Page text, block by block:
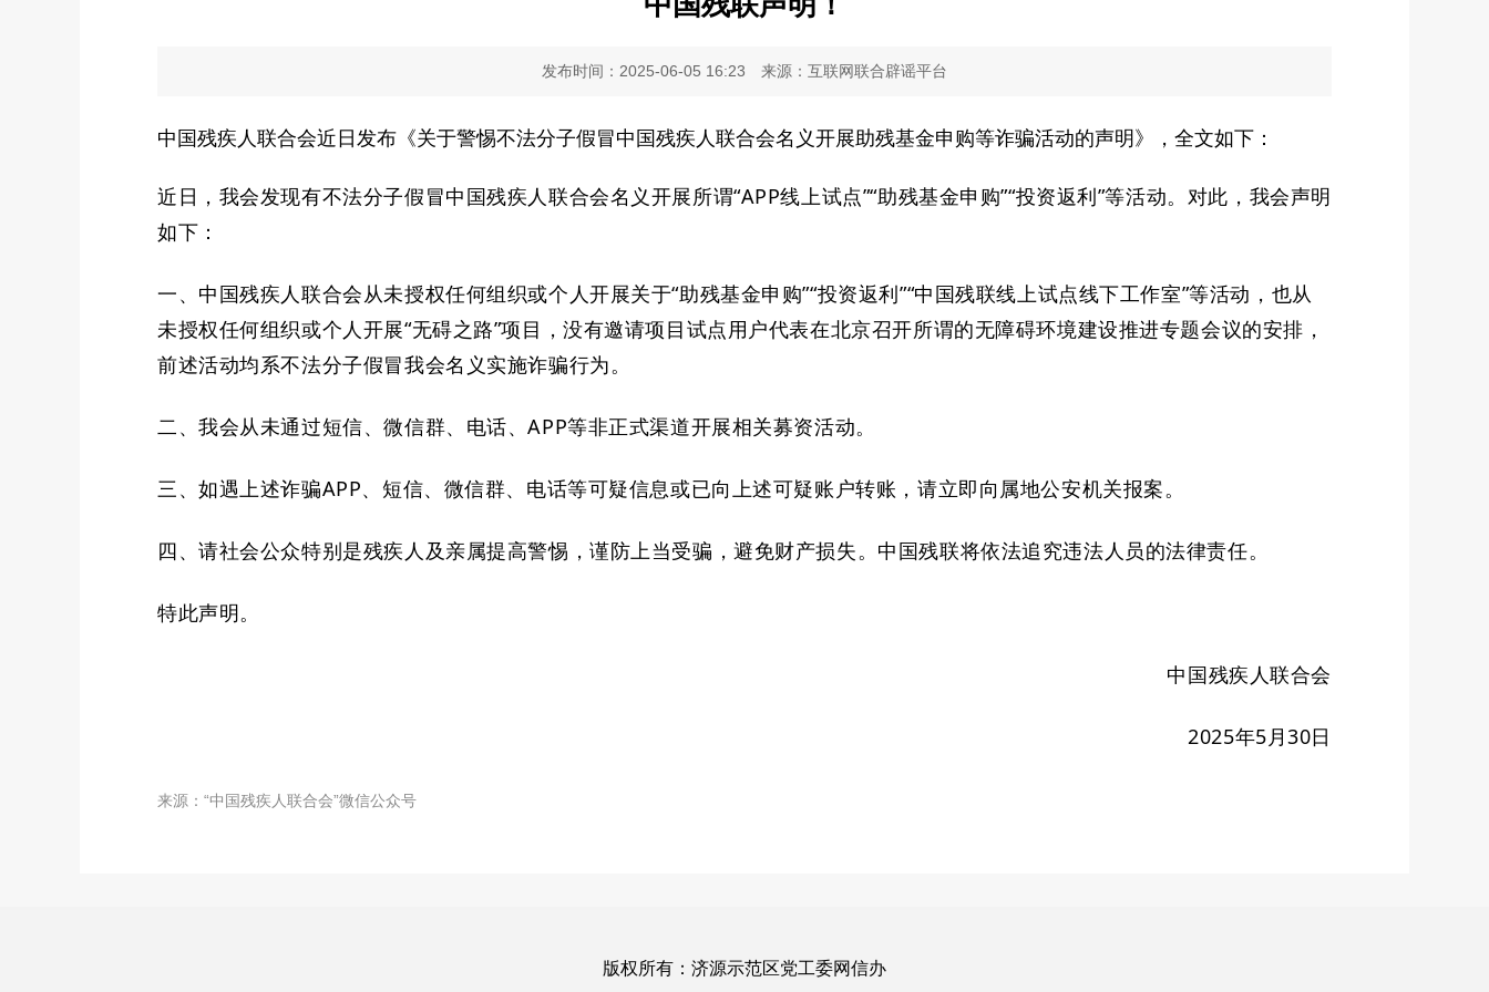
发布时间：2025-06-05 16:23 来源：互联网联合辟谣平台
中国残疾人联合会近日发布《关于警惕不法分子假冒中国残疾人联合会名义开展助残基金申购等诈骗活动的声明》，全文如下：
近日，我会发现有不法分子假冒中国残疾人联合会名义开展所谓“APP线上试点”“助残基金申购”“投资返利”等活动。 对此，我会声明
如下：
一、 中国残疾人联合会从未授权任何组织或个人开展关于“助残基金申购”“投资返利”“中国残联线上试点线下工作室”等活动 ， 也从
未授权任何组织或个人开展“无碍之路”项目，没有邀请项目试点用户代表在北京召开所谓的无障碍环境建设推进专题会议的安排，
前述活动均系不法分子假冒我会名义实施诈骗行为。
二、我会从未通过短信、微信群、电话、APP等非正式渠道开展相关募资活动。
三、如遇上述诈骗APP、短信、微信群、电话等可疑信息或已向上述可疑账户转账，请立即向属地公安机关报案。
四、请社会公众特别是残疾人及亲属提高警惕，谨防上当受骗，避免财产损失。 中国残联将依法追究违法人员的法律责任。
特此声明。
中国残疾人联合会
2025年5月30日
来源：“中国残疾人联合会”微信公众号
版权所有：济源示范区党工委网信办